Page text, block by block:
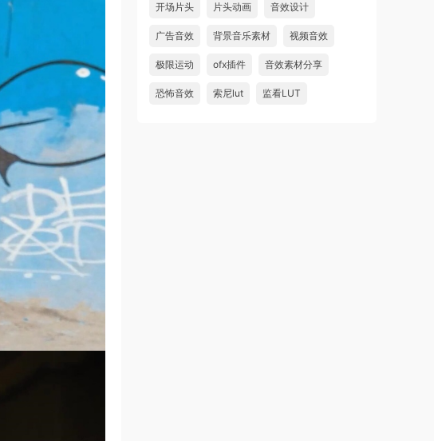
开场片头 片头动画 音效设计
广告音效 背景音乐素材 视频音效
极限运动 ofx插件 音效素材分享
恐怖音效 索尼lut 监看LUT